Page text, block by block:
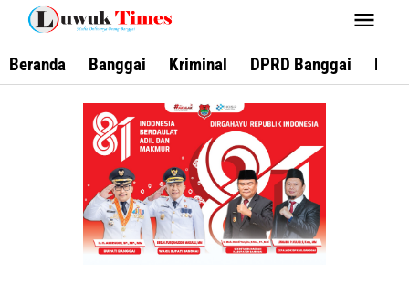
Lewati
konten
Beranda Banggai Kriminal DPRD Banggai